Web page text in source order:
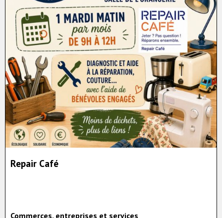
Repair Café
Commerces, entreprises et services